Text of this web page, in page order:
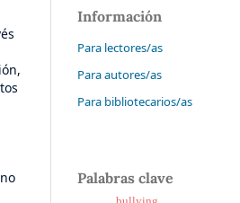
Información
Para lectores/as
Para autores/as
Para bibliotecarios/as
Palabras clave